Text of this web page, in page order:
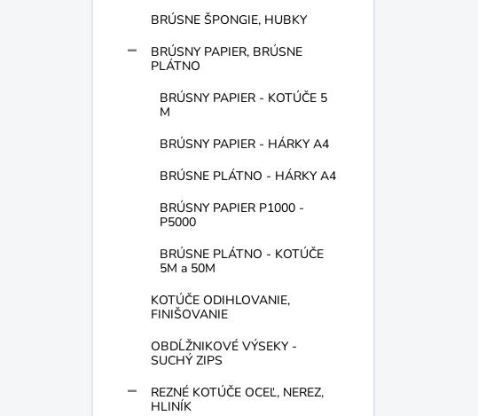
BRÚSNE ŠPONGIE, HUBKY
BRÚSNY PAPIER, BRÚSNE
PLÁTNO
BRÚSNY PAPIER - KOTÚČE 5
M
BRÚSNY PAPIER - HÁRKY A4
BRÚSNE PLÁTNO - HÁRKY A4
BRÚSNY PAPIER P1000 -
P5000
BRÚSNE PLÁTNO - KOTÚČE
5M a 50M
KOTÚČE ODIHLOVANIE,
FINIŠOVANIE
OBDĹŽNIKOVÉ VÝSEKY -
SUCHÝ ZIPS
REZNÉ KOTÚČE OCEĽ, NEREZ,
HLINÍK